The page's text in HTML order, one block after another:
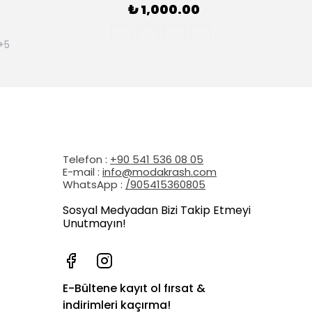
₺ 1,000.00
Telefon : +90 541 536 08 05
E-mail : info@modakrash.com
WhatsApp : /905415360805
Sosyal Medyadan Bizi Takip Etmeyi
Unutmayın!
E-Bültene kayıt ol fırsat &
indirimleri kaçırma!